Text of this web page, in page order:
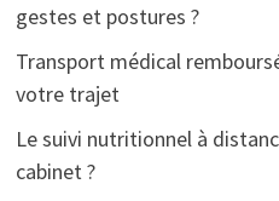
gestes et postures ?
Transport médical
votre trajet
Le suivi nutritionnel à
cabinet ?